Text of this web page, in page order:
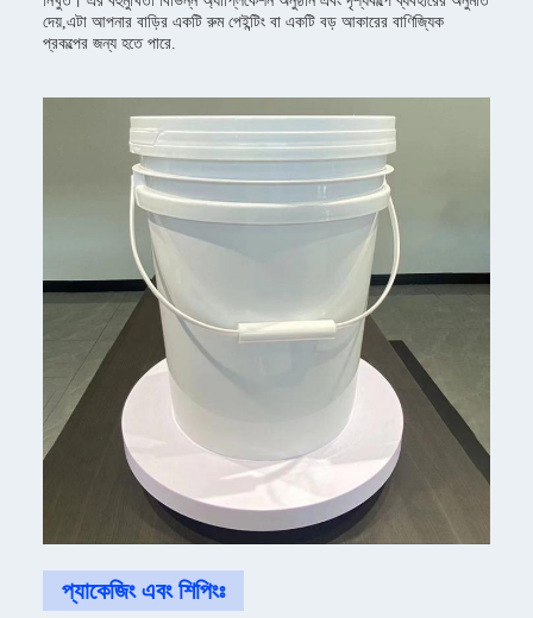
দেয়,এটা আপনার বাড়ির একটি রুম পেইন্টিং বা একটি বড় আকারের বাণিজ্যিক
প্রকল্পের জন্য হতে পারে.
প্যাকেজিং এবং শিপিংঃ